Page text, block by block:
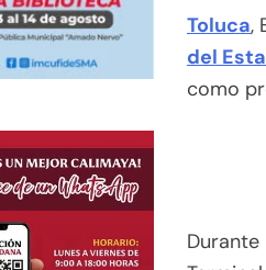
Toluca,
del
como